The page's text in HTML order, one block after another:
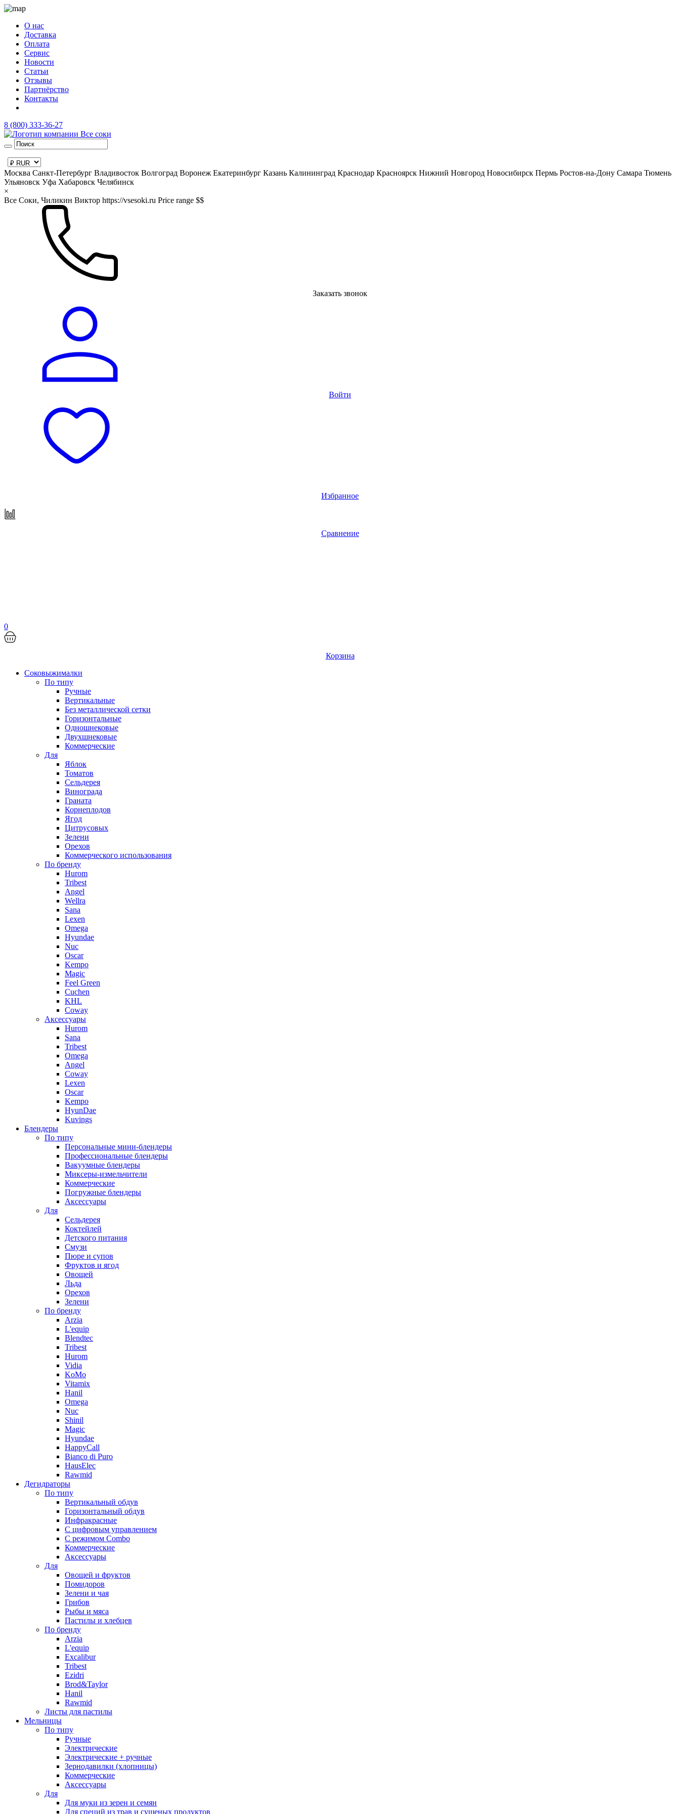
О нас
Доставка
Оплата
Сервис
Новости
Статьи
Отзывы
Партнёрство
Контакты
8 (800) 333-36-27
Москва Санкт-Петербург Владивосток Волгоград Воронеж Екатеринбург Казань Калининград Краснодар Красноярск Нижний Новгород Новосибирск Пермь Ростов-на-Дону Самара Тюмень
Ульяновск Уфа Хабаровск Челябинск
×
Все Соки, Чиликин Виктор https://vsesoki.ru Price range $$
Заказать звонок
Войти
Избранное
Сравнение
0
Корзина
Соковыжималки
По типу
Ручные
Вертикальные
Без металлической сетки
Горизонтальные
Одношнековые
Двухшнековые
Коммерческие
Для
Яблок
Томатов
Cельдерея
Винограда
Граната
Корнеплодов
Ягод
Цитрусовых
Зелени
Орехов
Коммерческого использования
По бренду
Hurom
Tribest
Angel
Wellra
Sana
Lexen
Omega
Hyundae
Nuc
Oscar
Kempo
Magic
Feel Green
Cuchen
KHL
Coway
Аксессуары
Hurom
Sana
Tribest
Omega
Angel
Coway
Lexen
Oscar
Kempo
HyunDae
Kuvings
Блендеры
По типу
Персональные мини-блендеры
Профессиональные блендеры
Вакуумные блендеры
Миксеры-измельчители
Коммерческие
Погружные блендеры
Аксессуары
Для
Сельдерея
Коктейлей
Детского питания
Смузи
Пюре и супов
Фруктов и ягод
Овощей
Льда
Орехов
Зелени
По бренду
Arzia
L'equip
Blendtec
Tribest
Hurom
Vidia
KoMo
Vitamix
Hanil
Omega
Nuc
Shinil
Magic
Hyundae
HappyCall
Bianco di Puro
HausElec
Rawmid
Дегидраторы
По типу
Вертикальный обдув
Горизонтальный обдув
Инфракрасные
С цифровым управлением
С режимом Combo
Коммерческие
Аксессуары
Для
Овощей и фруктов
Помидоров
Зелени и чая
Грибов
Рыбы и мяса
Пастилы и хлебцев
По бренду
Arzia
L'equip
Excalibur
Tribest
Ezidri
Brod&Taylor
Hanil
Rawmid
Листы для пастилы
Мельницы
По типу
Ручные
Электрические
Электрические + ручные
Зернодавилки (хлопницы)
Коммерческие
Аксессуары
Для
Для муки из зерен и семян
Для специй из трав и сушеных продуктов